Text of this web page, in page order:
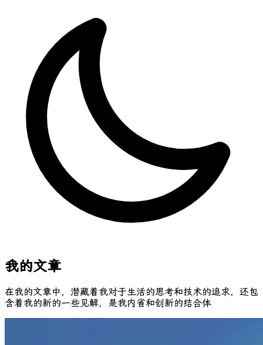
我的文章
在我的文章中，潜藏着我对于生活的思考和技术的追求，还包
含着我的新的一些见解，是我内省和创新的结合体